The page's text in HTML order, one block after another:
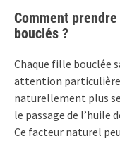
Comment
bouclés ?
Chaque fille bouclée
attention
naturellement plus
le passage de l’huile
Ce facteur naturel